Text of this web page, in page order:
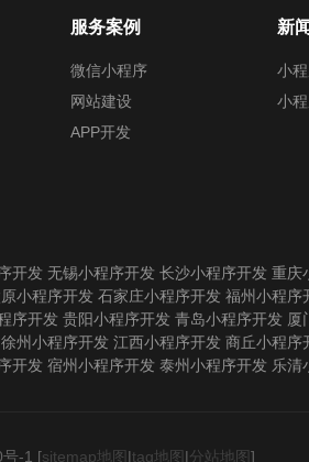
服务案例
微信小程序
网站建设
APP开发
新
小
小
开发 无锡小程序开发 长沙小程序开发 重庆
小程序开发 石家庄小程序开发 福州小程序
序开发 贵阳小程序开发 青岛小程序开发 厦
徐州小程序开发 江西小程序开发 商丘小程序
开发 宿州小程序开发 泰州小程序开发 乐清
-1 [sitemap地图 |tag地图 |分站地图]